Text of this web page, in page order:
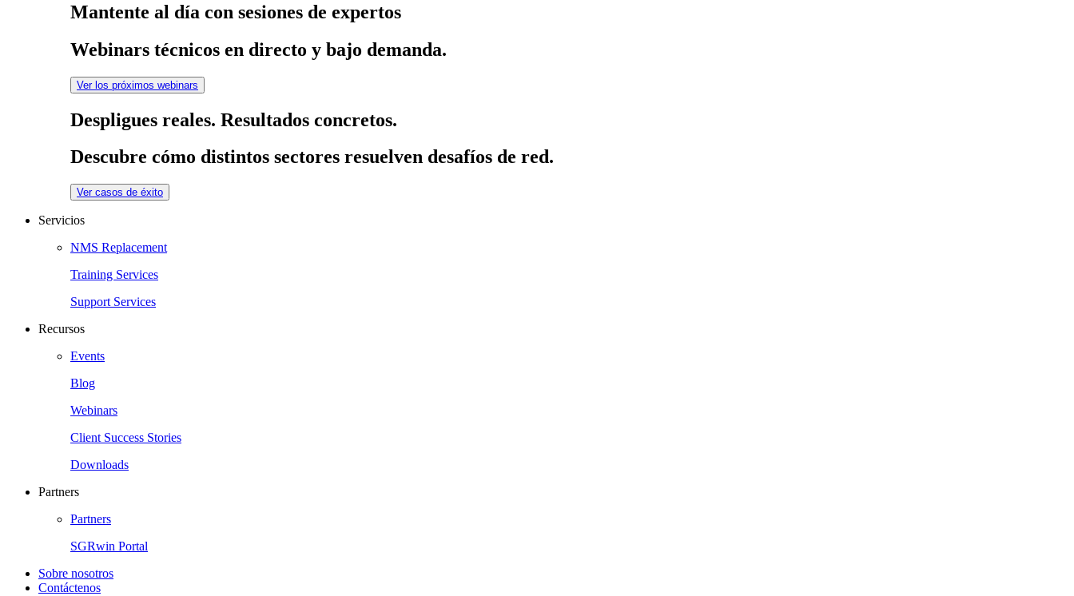
Mantente al día con sesiones de expertos
Webinars técnicos en directo y bajo demanda.
Ver los próximos webinars
Despligues reales. Resultados concretos.
Descubre cómo distintos sectores resuelven desafíos de red.
Ver casos de éxito
Servicios
NMS Replacement
Training Services
Support Services
Recursos
Events
Blog
Webinars
Client Success Stories
Downloads
Partners
Partners
SGRwin Portal
Sobre nosotros
Contáctenos